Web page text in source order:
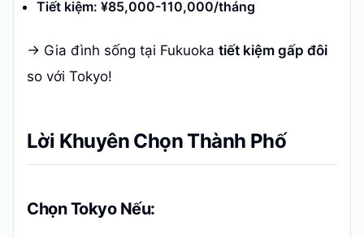
Tiết kiệm: ¥85,000-110,000/tháng
→ Gia đình sống tại Fukuoka tiết kiệm gấp đôi
so với Tokyo!
Lời Khuyên Chọn Thành Phố
Chọn Tokyo Nếu: